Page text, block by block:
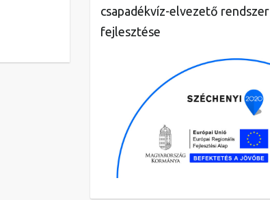
csapadékvíz-elvezető rendszer
fejlesztése